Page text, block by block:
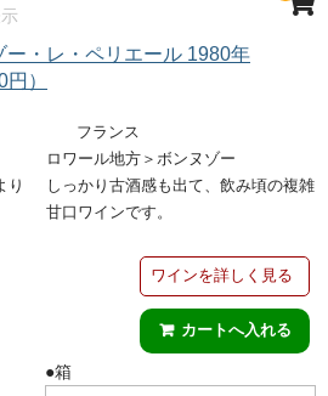
ワインショップの魅力
ォーム
ー・レ・ペリエール 1980年
円）
フランス
ロワール地方＞ボンヌゾー
り
しっかり古酒感も出て、飲み頃の複雑
甘口ワインです。
ワインを詳しく見る
●箱